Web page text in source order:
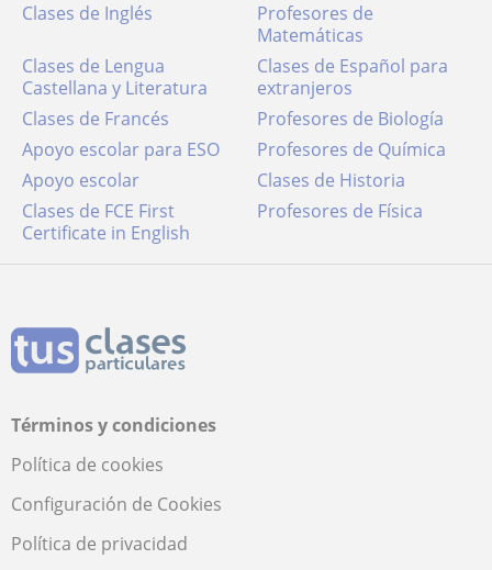
Clases de Inglés
Profesores de
Matemáticas
Clases de Lengua
Castellana y Literatura
Clases de Español para
extranjeros
Clases de Francés
Profesores de Biología
Apoyo escolar para ESO
Profesores de Química
Apoyo escolar
Clases de Historia
Clases de FCE First
Certificate in English
Profesores de Física
Términos y condiciones
Política de cookies
Configuración de Cookies
Política de privacidad